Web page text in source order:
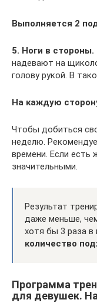
Выполняется 2
5. Ноги в стороны.
надевают на
голову рукой. В
На каждую
Чтобы добиться
неделю.
времени. Если есть
значительными.
Результат
даже меньше,
хотя бы 3 раза в
количество
Программа
для девушек.